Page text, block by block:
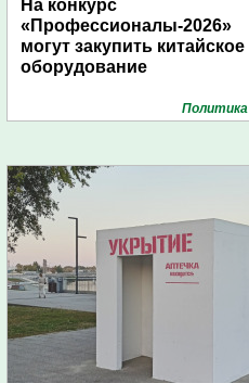
На конкурс
«Профессионалы-2026»
могут закупить китайское
оборудование
Политика